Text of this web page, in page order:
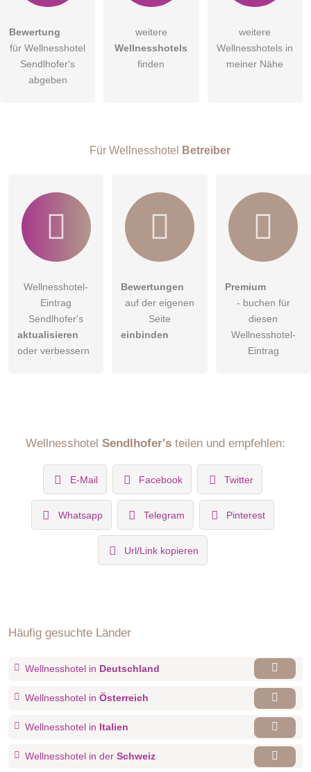
Diese Ferienwohnung in Bad Hofgastein lässt keine Wünsche
offen, viel Platz, gemütliche Orte der Erholung und eine
Küche mit Wohn-/Essbereich zur kulinarischen Verpflegung.
auf die Gasteiner Berge.
Apartment Graukogel
Balkon oder durch die großen Panoramafenster.
Hiermit akzeptiere ich dieAGB
DieDatenschutzerklärung habe ich zur Kenntnis genommen.
Besucher sichtbar
Bewertung
für Wellnesshotel
Sendlhofer's
abgeben
weitere
Wellnesshotels
finden
weitere
Wellnesshotels in
meiner Nähe
Für Wellnesshotel Betreiber
Wellnesshotel-
Eintrag
Sendlhofer's
aktualisieren
oder verbessern
Bewertungen
auf der eigenen
Seite
einbinden
Premium
- buchen für
diesen
Wellnesshotel-
Eintrag
Wellnesshotel Sendlhofer's teilen und empfehlen:
E-Mail Facebook Twitter
Whatsapp Telegram Pinterest
Url/Link kopieren
Häufig gesuchte Länder
Wellnesshotel in Deutschland
Wellnesshotel in Österreich
Wellnesshotel in Italien
Wellnesshotel in der Schweiz